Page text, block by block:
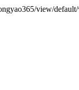
view/default/